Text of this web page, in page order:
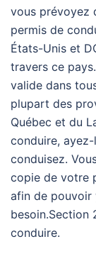
vous prévoyez
permis de
États-Unis et
travers ce
valide dans
plupart des
Québec et du
conduire,
conduisez.
copie de votre
afin de pouvoir
besoin.Section
conduire.